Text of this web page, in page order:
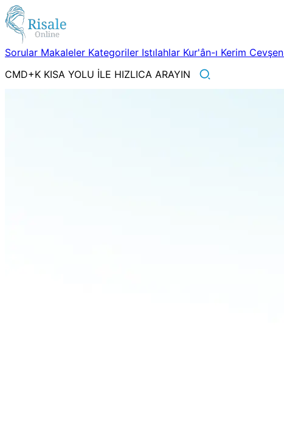
Sorular Makaleler Kategoriler Istılahlar Kur'ân-ı Kerim Cevşen
CMD+K KISA YOLU İLE HIZLICA ARAYIN